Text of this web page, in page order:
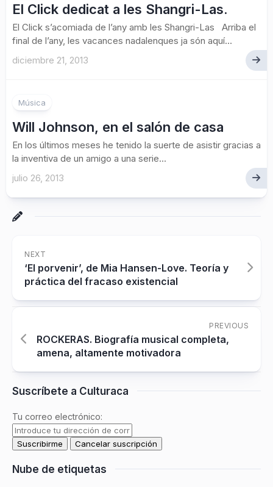
El Click dedicat a les Shangri-Las.
El Click s’acomiada de l’any amb les Shangri-Las Arriba el
final de l’any, les vacances nadalenques ja són aquí...
diciembre 21, 2013
Música
Will Johnson, en el salón de casa
En los últimos meses he tenido la suerte de asistir gracias a
la inventiva de un amigo a una serie...
julio 26, 2013
NEXT
‘El porvenir’, de Mia Hansen-Love. Teoría y
práctica del fracaso existencial
PREVIOUS
ROCKERAS. Biografía musical completa,
amena, altamente motivadora
Suscríbete a Culturaca
Tu correo electrónico:
Nube de etiquetas